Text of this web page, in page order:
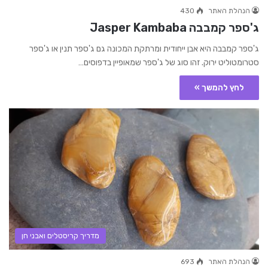
הנהלת האתר 430
ג'ספר קמבבה Jasper Kambaba
ג'ספר קמבבה היא אבן ייחודית ומרתקת המכונה גם ג'ספר תנין או ג'ספר
סטרומטוליט ירוק. זהו סוג של ג'ספר שמאופיין בדפוסים…
לחץ להמשך »
מדריך קריסטלים ואבני חן
הנהלת האתר 693